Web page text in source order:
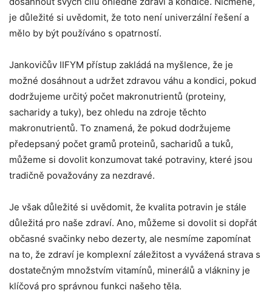
je důležité si uvědomit, že toto není univerzální řešení a
mělo by být používáno s opatrností.
Jankovičův IIFYM přístup zakládá na myšlence, že je
možné dosáhnout a udržet zdravou váhu a kondici, pokud
dodržujeme určitý počet makronutrientů (proteiny,
sacharidy a tuky), bez ohledu na zdroje těchto
makronutrientů. To znamená, že pokud dodržujeme
předepsaný počet gramů proteinů, sacharidů a tuků,
můžeme si dovolit konzumovat také potraviny, které jsou
tradičně považovány za nezdravé.
Je však důležité si uvědomit, že kvalita potravin je stále
důležitá pro naše zdraví. Ano, můžeme si dovolit si dopřát
občasné svačinky nebo dezerty, ale nesmíme zapomínat
na to, že zdraví je komplexní záležitost a vyvážená strava s
dostatečným množstvím vitamínů, minerálů a vlákniny je
klíčová pro správnou funkci našeho těla.